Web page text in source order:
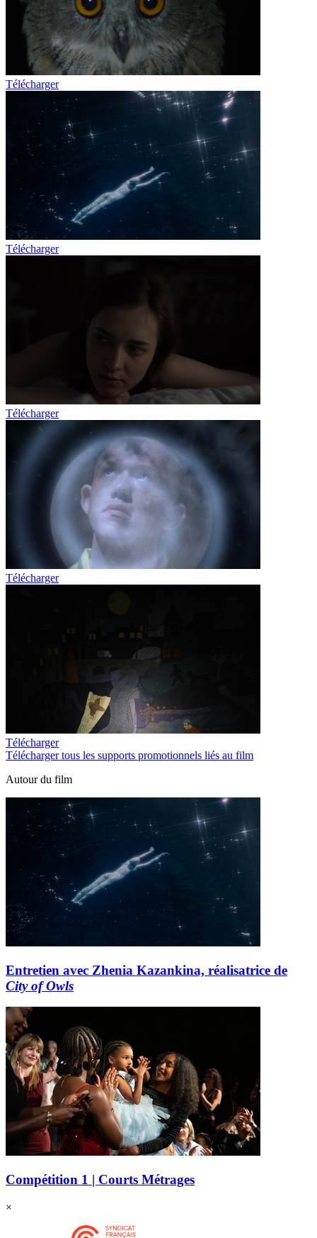
Télécharger
Télécharger
Télécharger
Télécharger
Télécharger
Télécharger tous les supports promotionnels liés au film
Autour du film
Entretien avec Zhenia Kazankina, réalisatrice de
City of Owls
Compétition 1 | Courts Métrages
×